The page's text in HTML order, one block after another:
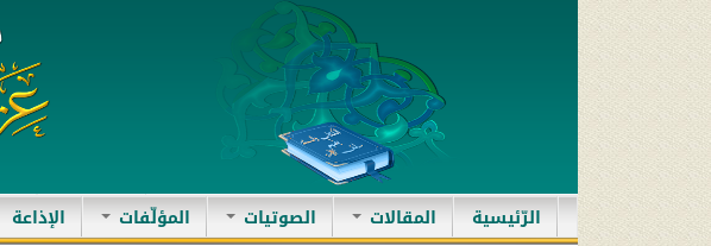
الرّئيسية(current) المقالات الصوتيات المؤلّفات الإذاعة